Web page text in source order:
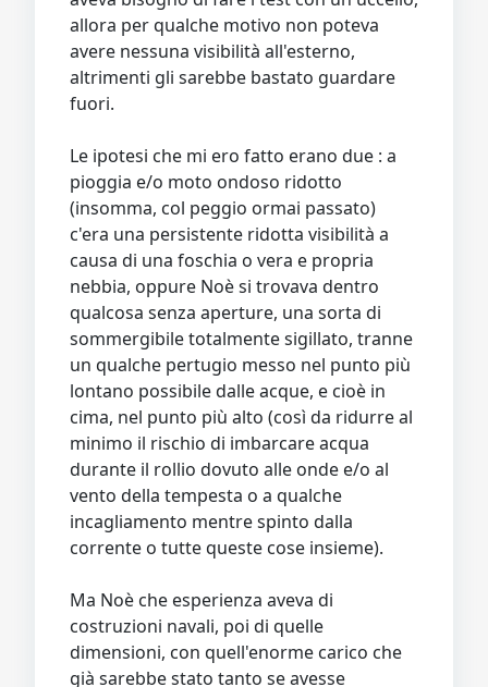
allora per qualche motivo non poteva
avere nessuna visibilità all'esterno,
altrimenti gli sarebbe bastato guardare
fuori.
Le ipotesi che mi ero fatto erano due : a
pioggia e/o moto ondoso ridotto
(insomma, col peggio ormai passato)
c'era una persistente ridotta visibilità a
causa di una foschia o vera e propria
nebbia, oppure Noè si trovava dentro
qualcosa senza aperture, una sorta di
sommergibile totalmente sigillato, tranne
un qualche pertugio messo nel punto più
lontano possibile dalle acque, e cioè in
cima, nel punto più alto (così da ridurre al
minimo il rischio di imbarcare acqua
durante il rollio dovuto alle onde e/o al
vento della tempesta o a qualche
incagliamento mentre spinto dalla
corrente o tutte queste cose insieme).
Ma Noè che esperienza aveva di
costruzioni navali, poi di quelle
dimensioni, con quell'enorme carico che
già sarebbe stato tanto se avesse